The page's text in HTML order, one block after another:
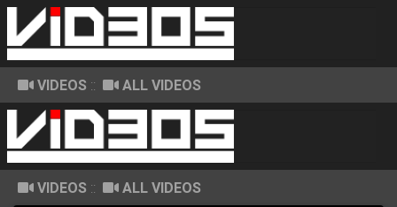
VIDEOS :: ALL VIDEOS
VIDEOS :: ALL VIDEOS